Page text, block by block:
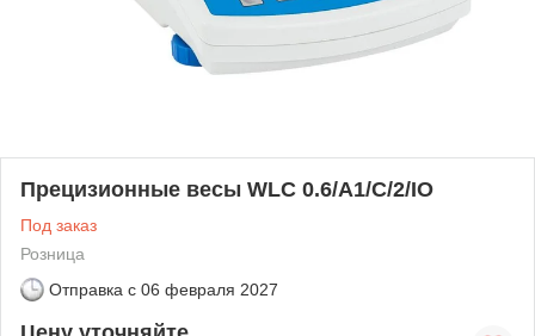
Прецизионные весы WLC 0.6/A1/C/2/IO
Под заказ
Розница
Отправка с 06 февраля 2027